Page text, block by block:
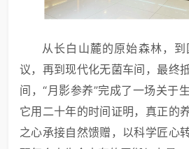
从长白山麓的原始森林，
议，再到现代化无菌车间，最终
间，“月影参养”完成了一场关于
它用二十年的时间证明，真正的
之心承接自然馈赠，以科学匠心